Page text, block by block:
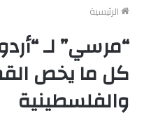
الرئيسية
“مرسي” لـ
كل ما يخص
والفلسطينية